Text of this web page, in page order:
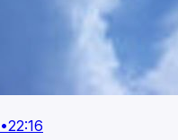
•22:16